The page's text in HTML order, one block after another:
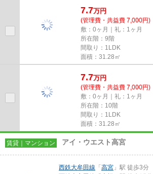
7.7万円
(管理費・共益費 7,000円)
敷：0ヶ月｜礼：1ヶ月
所在階：9階
間取り：1LDK
面積：31.28㎡
7.7万円
(管理費・共益費 7,000円)
敷：0ヶ月｜礼：1ヶ月
所在階：10階
間取り：1LDK
面積：31.28㎡
賃貸｜マンション アイ・ウエスト高宮
西鉄大牟田線 「高宮 」駅 徒歩3分